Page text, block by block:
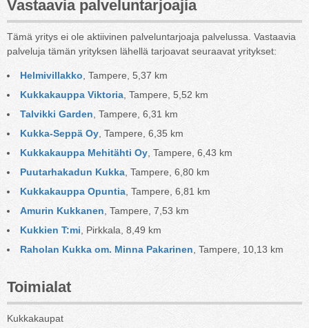
Vastaavia palveluntarjoajia
Tämä yritys ei ole aktiivinen palveluntarjoaja palvelussa. Vastaavia
palveluja tämän yrityksen lähellä tarjoavat seuraavat yritykset:
Helmivillakko , Tampere, 5,37 km
Kukkakauppa Viktoria , Tampere, 5,52 km
Talvikki Garden , Tampere, 6,31 km
Kukka-Seppä Oy , Tampere, 6,35 km
Kukkakauppa Mehitähti Oy , Tampere, 6,43 km
Puutarhakadun Kukka , Tampere, 6,80 km
Kukkakauppa Opuntia , Tampere, 6,81 km
Amurin Kukkanen , Tampere, 7,53 km
Kukkien T:mi , Pirkkala, 8,49 km
Raholan Kukka om. Minna Pakarinen , Tampere, 10,13 km
Toimialat
Kukkakaupat